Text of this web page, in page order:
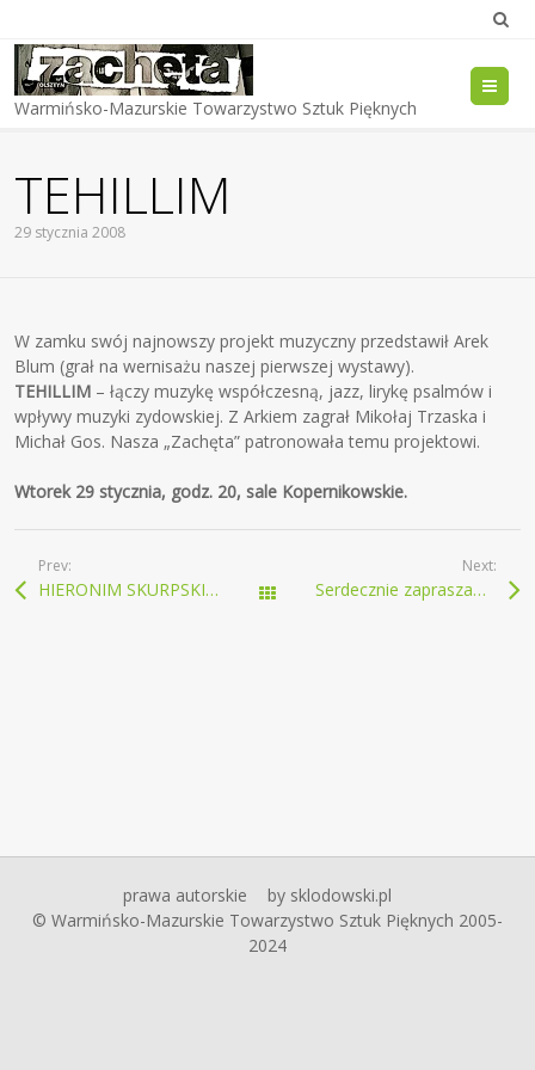
Warmińsko-Mazurskie Towarzystwo Sztuk Pięknych
TEHILLIM
29 stycznia 2008
W zamku swój najnowszy projekt muzyczny przedstawił Arek
Blum (grał na wernisażu naszej pierwszej wystawy).
TEHILLIM – łączy muzykę współczesną, jazz, lirykę psalmów i
wpływy muzyki zydowskiej. Z Arkiem zagrał Mikołaj Trzaska i
Michał Gos. Nasza „Zachęta” patronowała temu projektowi.
Wtorek 29 stycznia, godz. 20, sale Kopernikowskie.
Prev:
HIERONIM SKURPSKI SZKICOWNIKI Z LAT 1939 –1964 wszystkie AKTUALNOŚCI
Next:
Serdecznie zapraszamy do Galerii „Zamek” w Reszlu
prawa autorskie
by sklodowski.pl
© Warmińsko-Mazurskie Towarzystwo Sztuk Pięknych 2005-
2024